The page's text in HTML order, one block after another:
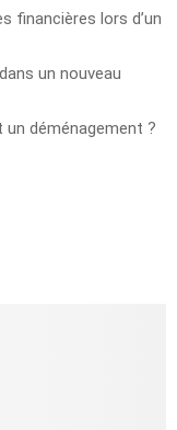
financières lors d’un
un nouveau
déménagement ?